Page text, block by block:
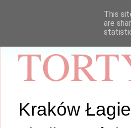
Kraków
This
are